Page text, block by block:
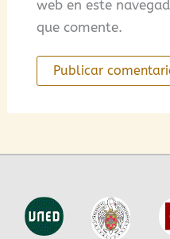
web en este
que comente.